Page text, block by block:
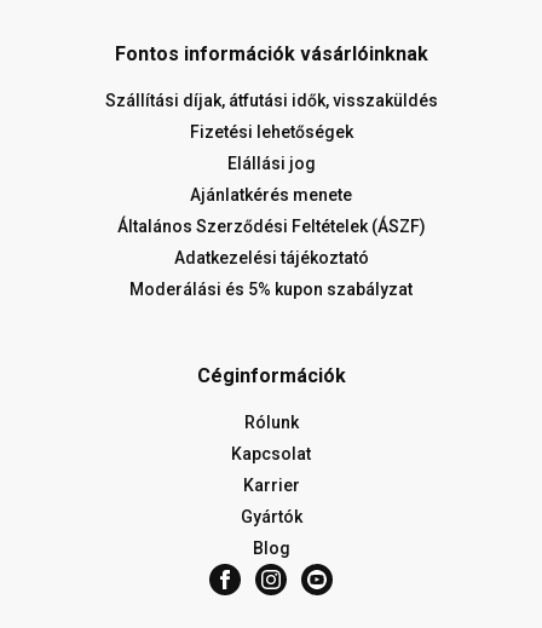
Fontos információk vásárlóinknak
Szállítási díjak, átfutási idők, visszaküldés
Fizetési lehetőségek
Elállási jog
Ajánlatkérés menete
Általános Szerződési Feltételek (ÁSZF)
Adatkezelési tájékoztató
Moderálási és 5% kupon szabályzat
Céginformációk
Rólunk
Kapcsolat
Karrier
Gyártók
Blog